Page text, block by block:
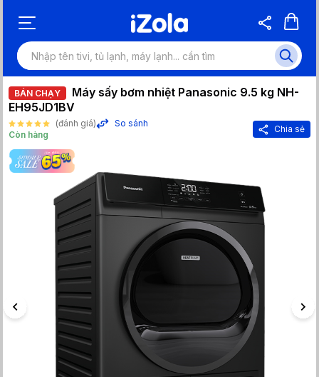
BÁN CHẠY
Máy sấy bơm nhiệt Panasonic 9.5 kg NH-
EH95JD1BV
(đánh giá)
So sánh
Còn hàng
Chia sẻ